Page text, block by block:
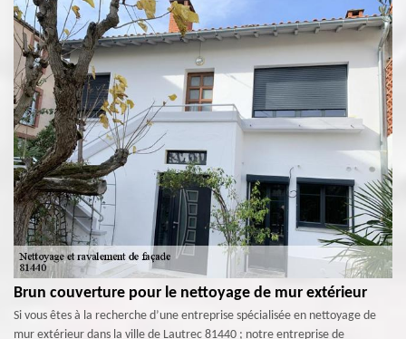
Brun couverture pour le nettoyage de mur extérieur
Si vous êtes à la recherche d’une entreprise spécialisée en nettoyage de
mur extérieur dans la ville de Lautrec 81440 ; notre entreprise de